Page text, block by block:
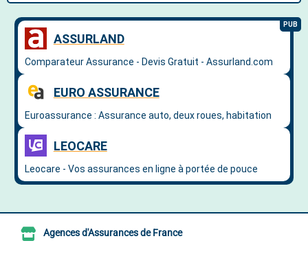
Agences d'Assurances de France